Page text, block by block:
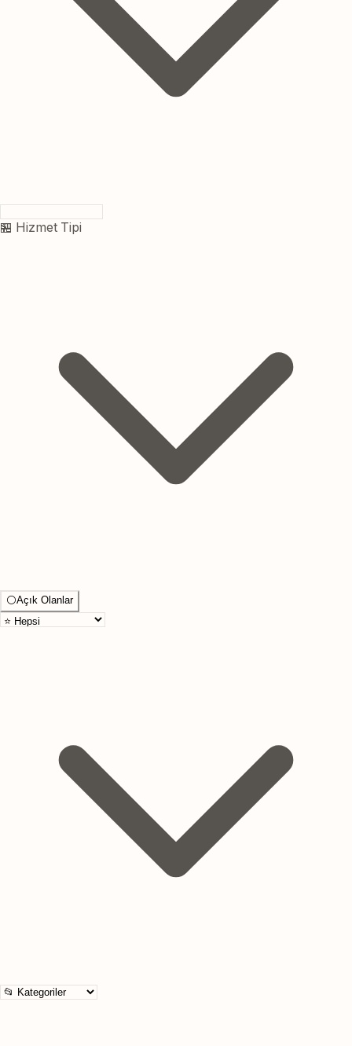
🏪 Hizmet Tipi
⚪Açık Olanlar